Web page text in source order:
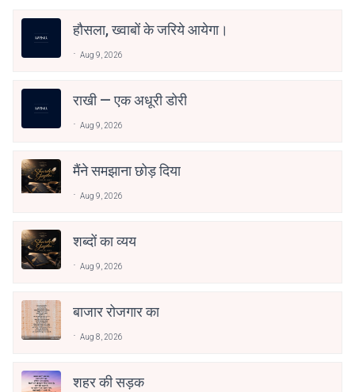
हौसला, ख्वाबों के जरिये आयेगा।
Aug 9, 2026
राखी — एक अधूरी डोरी
Aug 9, 2026
मैंने समझाना छोड़ दिया
Aug 9, 2026
शब्दों का व्यय
Aug 9, 2026
बाजार रोजगार का
Aug 8, 2026
शहर की सड़क